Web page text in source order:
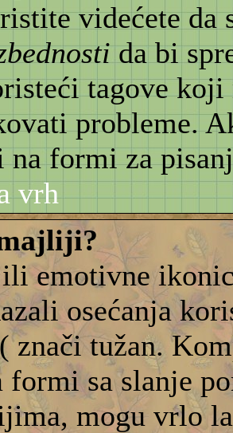
videćete da
da bi
tagove
probleme.
formi za
vrh
emotivne
osećanja
znači tužan.
sa slanje
mogu vrlo